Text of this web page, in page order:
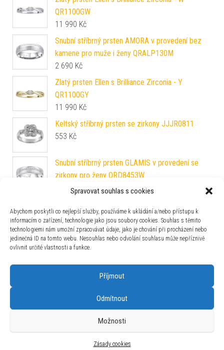
Spravovat souhlas s cookies
Abychom poskytli co nejlepší služby, používáme k ukládání a/nebo přístupu k
informacím o zařízení, technologie jako jsou soubory cookies. Souhlas s těmito
technologiemi nám umožní zpracovávat údaje, jako je chování při procházení nebo
jedinečná ID na tomto webu. Nesouhlas nebo odvolání souhlasu může nepříznivě
ovlivnit určité vlastnosti a funkce.
Příjmout
Odmítnout
Možnosti
Zásady cookies
QR1100GW
11 990 Kč
Snubní stříbrný prsten AMORA v provedení bez
kamene pro muže i ženy QRALP130M
2 690 Kč
Zlatý prsten Ellen s Brilliance Zirconia - Y
QR1100GY
11 990 Kč
Keltský stříbrný prsten se zirkony JJJR0811
553 Kč
Snubní stříbrný prsten GLAMIS v provedení se
zirkony pro ženy QRD8453W
3 390Kč
ženy RRC2050-Z
590Kč
Dámský celostříbrný keltský prsten CLADDAGH
Používáme WordPress (v češtině).